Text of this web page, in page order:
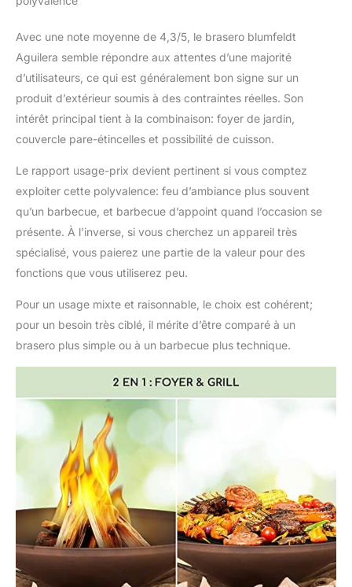
Avec une note moyenne de 4,3/5, le brasero blumfeldt
Aguilera semble répondre aux attentes d’une majorité
d’utilisateurs, ce qui est généralement bon signe sur un
produit d’extérieur soumis à des contraintes réelles. Son
intérêt principal tient à la combinaison: foyer de jardin,
couvercle pare-étincelles et possibilité de cuisson.
Le rapport usage-prix devient pertinent si vous comptez
exploiter cette polyvalence: feu d’ambiance plus souvent
qu’un barbecue, et barbecue d’appoint quand l’occasion se
présente. À l’inverse, si vous cherchez un appareil très
spécialisé, vous paierez une partie de la valeur pour des
fonctions que vous utiliserez peu.
Pour un usage mixte et raisonnable, le choix est cohérent;
pour un besoin très ciblé, il mérite d’être comparé à un
brasero plus simple ou à un barbecue plus technique.